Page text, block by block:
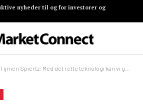
nyheder til og for investorer og
Tijmen Spiertz: Med det rette teknologi kan vi gøre arbejdslivet meget lettere for mange i malerbranchen